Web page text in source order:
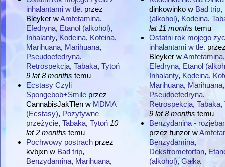
inhalantami w tle. przez
Bleyker wAmfetamina,
Efedryna, Etanol (alkohol),
Inhalanty, Kodeina, Kofeina,
Marihuana, Marihuana,
Pseudoefedryna,
Retrospekcja, Tabaka, Tytoń
9 lat 8 months temu
Ecstasy Czyli
Spongebob+Smile przez
CannabisJakTlen w MDMA
(Ecstasy), Pozytywne
przeżycie, Tabaka, Tytoń 10
lat 2 months temu
Pochwowy postrach przez
kvbjxn w Bad trip,
Benzydamina, Marihuana,
dinkowinko w Bad trip,
(alkohol), Kodeina,
lat 11 months temu
Ostatni rok mojego
inhalantami w tle.
Bleyker wAmfetamina,
Efedryna, Etanol
Inhalanty, Kodeina,
Marihuana, Marihuana,
Pseudoefedryna,
Retrospekcja, Tabaka,
9 lat 8 months temu
Benzydanina -
przez funzor w
Benzydamina,
Dekstrometorfan,
(alkohol),Gałka